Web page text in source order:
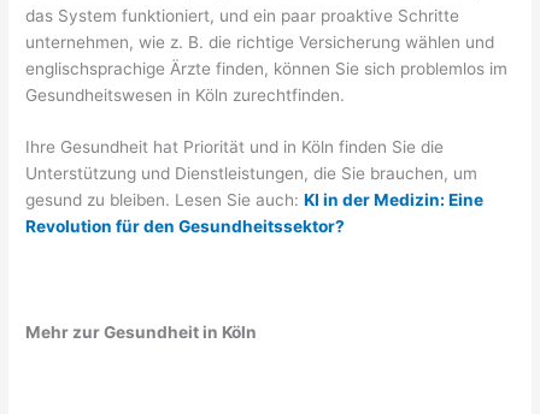
das System funktioniert, und ein paar proaktive Schritte
unternehmen, wie z. B. die richtige Versicherung wählen und
englischsprachige Ärzte finden, können Sie sich problemlos im
Gesundheitswesen in Köln zurechtfinden.
Ihre Gesundheit hat Priorität und in Köln finden Sie die
Unterstützung und Dienstleistungen, die Sie brauchen, um
gesund zu bleiben. Lesen Sie auch:KI in der Medizin: Eine
Revolution für den Gesundheitssektor?
Mehr zur Gesundheit in Köln